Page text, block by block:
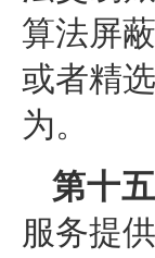
算法屏
或者精
为。
第十
服务提